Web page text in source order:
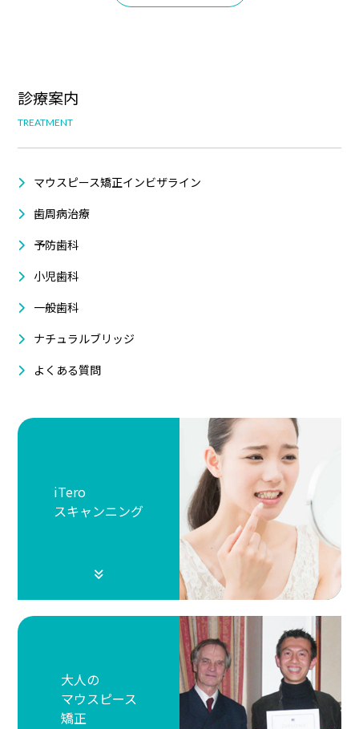
診療案内
TREATMENT
マウスピース矯正インビザライン
歯周病治療
予防歯科
小児歯科
一般歯科
ナチュラルブリッジ
よくある質問
iTero
スキャンニング
大人の
マウスピース
矯正